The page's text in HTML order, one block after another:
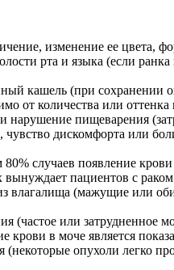
изменение ее цвета,
рта и языка (если ранка
кашель (при сохранении
от количества или
нарушение пищеварения
чувство дискомфорта или
80% случаев появление
пациентов с
влагалища (мажущие или
(частое или затрудненное
крови в моче является
(некоторые опухоли легко